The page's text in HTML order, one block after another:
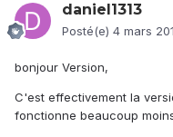
daniel1313
Posté(e) 4 mars
bonjour Version,
C'est effectivement la
fonctionne beaucoup